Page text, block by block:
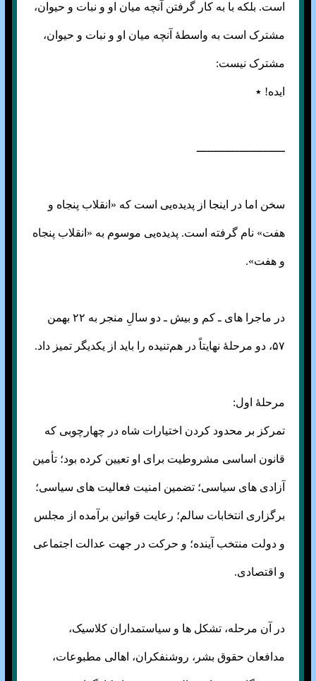
است. بلکه با به کار گرفتن آنچه میان او و نبات و حیوان،
مشترک است به واسطهٔ آنچه میان او و نبات و حیوان،
مشترک نیست:
ایده! ٭
ـــــــــــــــــــــــــ
سخن اما در اینجا از پدیده‌یی است که «انقلاب پنجاه و
هفت» نام گرفته است. پدیده‌یی موسوم به «انقلاب پنجاه
و هفت».
در ماجرا های ـ کم و بیش ـ دو سالِ منجر به ۲۲ بهمن
۵۷، دو مرحلهٔ نهایتاً در هم‌تنیده را باید از یکدیگر تمیز داد.
مرحلهٔ اول:
تمرکز بر محدود کردن اختیارات شاه در چهارچوبی که
قانون اساسی مشروطیت برای او تعیین کرده بود؛ تأمین
آزادی های سیاسی؛ تضمین امنیت فعالیت های سیاسی؛
برگزاری انتخابات سالم؛ رعایت قوانین برآمده از مجلس
و دولت منتخب آینده؛ و حرکت در جهت عدالت اجتماعی
و اقتصادی.
در آن مرحله، تشکل ها و سیاستمداران کلاسیک،
مدافعان حقوق بشر، روشنفکران، اهالی مطبوعات،